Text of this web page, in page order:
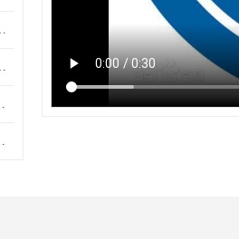
要多久时间
等级测试报告
容易过吗
试多少钱